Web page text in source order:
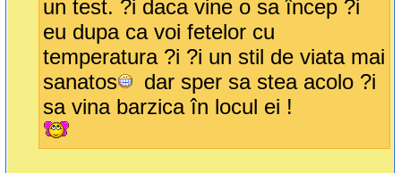
un test. ?i daca vine o sa încep ?i
eu dupa ca voi fetelor cu
temperatura ?i ?i un stil de viata mai
sanatos
dar sper sa stea acolo ?i
sa vina barzica în locul ei !